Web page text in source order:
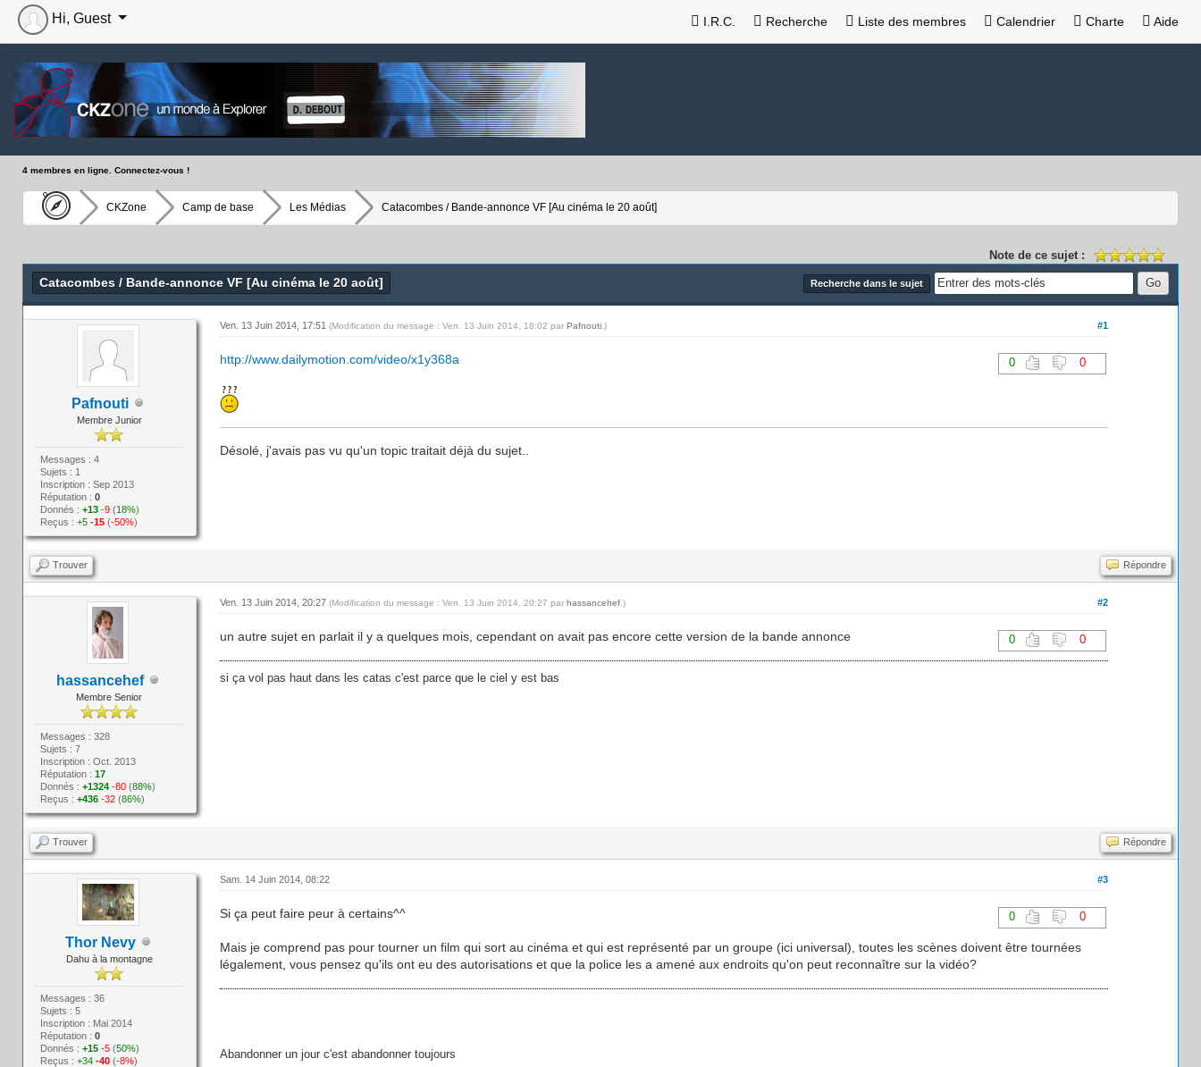
I.R.C. Recherche Liste des membres Calendrier Charte Aide
Hi, Guest
4 membres en ligne. Connectez-vous !
CKZone Camp de base Les Médias Catacombes / Bande-annonce VF [Au cinéma le 20 août]
Note de ce sujet :
Recherche dans le sujet
Catacombes / Bande-annonce VF [Au cinéma le 20 août]
Pafnouti
Membre Junior
Messages : 4
Sujets : 1
Inscription : Sep 2013
Réputation : 0
Donnés : +13 -9(18%)
Reçus : +5 -15(-50%)
#1
Ven. 13 Juin 2014, 17:51 (Modification du message : Ven. 13 Juin 2014, 18:02 par Pafnouti.)
0 0
http://www.dailymotion.com/video/x1y368a
Désolé, j'avais pas vu qu'un topic traitait déjà du sujet..
Trouver Répondre
hassancehef
Membre Senior
Messages : 328
Sujets : 7
Inscription : Oct. 2013
Réputation : 17
Donnés : +1324 -80(88%)
Reçus : +436 -32(86%)
#2
Ven. 13 Juin 2014, 20:27 (Modification du message : Ven. 13 Juin 2014, 20:27 par hassancehef.)
0 0
un autre sujet en parlait il y a quelques mois, cependant on avait pas encore cette version de la bande annonce
si ça vol pas haut dans les catas c'est parce que le ciel y est bas
Trouver Répondre
Thor Nevy
Dahu à la montagne
Messages : 36
Sujets : 5
Inscription : Mai 2014
Réputation : 0
Donnés : +15 -5(50%)
Reçus : +34 -40(-8%)
#3
Sam. 14 Juin 2014, 08:22
0 0
Si ça peut faire peur à certains^^
Mais je comprend pas pour tourner un film qui sort au cinéma et qui est représenté par un groupe (ici universal), toutes les scènes doivent être tournées
légalement, vous pensez qu'ils ont eu des autorisations et que la police les a amené aux endroits qu'on peut reconnaître sur la vidéo?
Abandonner un jour c'est abandonner toujours